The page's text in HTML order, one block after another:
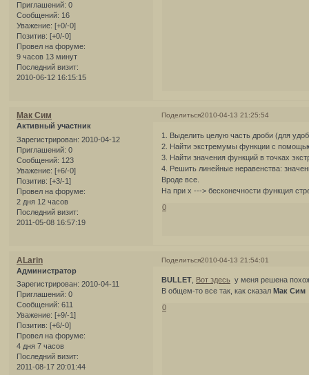
Приглашений: 0
Сообщений: 16
Уважение: [+0/-0]
Позитив: [+0/-0]
Провел на форуме:
9 часов 13 минут
Последний визит:
2010-06-12 16:15:15
Поделиться2010-04-13 21:25:54
Мак Сим
Активный участник
Зарегистрирован: 2010-04-12
Приглашений: 0
Сообщений: 123
Уважение: [+6/-0]
Позитив: [+3/-1]
Провел на форуме:
2 дня 12 часов
Последний визит:
2011-05-08 16:57:19
1. Выделить целую часть дроби (для
2. Найти экстремумы функции с
3. Найти значения функций в точках
4. Решить линейные неравенства:
Вроде все.
На при х ---> бесконечности функция
0
Поделиться2010-04-13 21:54:01
ALarin
Администратор
Зарегистрирован: 2010-04-11
Приглашений: 0
Сообщений: 611
Уважение: [+9/-1]
Позитив: [+6/-0]
Провел на форуме:
4 дня 7 часов
Последний визит:
2011-08-17 20:01:44
BULLET Вот здесь у меня решена
В общем-то все так, как сказалМак Сим
0